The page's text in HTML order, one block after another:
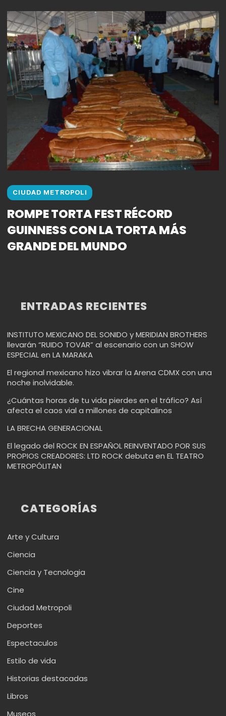
CIUDAD METROPOLI
ROMPE TORTA FEST RÉCORD
GUINNESS CON LA TORTA MÁS
GRANDE DEL MUNDO
ENTRADAS RECIENTES
INSTITUTO MEXICANO DEL SONIDO y MERIDIAN BROTHERS
llevarán “RUIDO TOVAR” al escenario con un SHOW
ESPECIAL en LA MARAKA
El regional mexicano hizo vibrar la Arena CDMX con una
noche inolvidable.
¿Cuántas horas de tu vida pierdes en el tráfico? Así
afecta el caos vial a millones de capitalinos
LA BRECHA GENERACIONAL
El legado del ROCK EN ESPAÑOL REINVENTADO POR SUS
PROPIOS CREADORES: LTD ROCK debuta en EL TEATRO
METROPÓLITAN
CATEGORÍAS
Arte y Cultura
Ciencia
Ciencia y Tecnologia
Cine
Ciudad Metropoli
Deportes
Espectaculos
Estilo de vida
Historias destacadas
Libros
Museos